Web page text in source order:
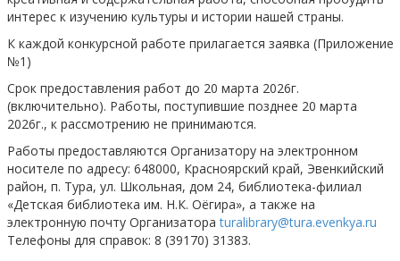
интерес к изучению культуры и истории нашей страны.
К каждой конкурсной работе прилагается заявка (Приложение
№1)
Срок предоставления работ до 20 марта 2026г.
(включительно). Работы, поступившие позднее 20 марта
2026г., к рассмотрению не принимаются.
Работы предоставляются Организатору на электронном
носителе по адресу: 648000, Красноярский край, Эвенкийский
район, п. Тура, ул. Школьная, дом 24, библиотека-филиал
«Детская библиотека им. Н.К. Оёгира», а также на
электронную почту Организатораturalibrary@tura.evenkya.ru
Телефоны для справок: 8 (39170) 31383.